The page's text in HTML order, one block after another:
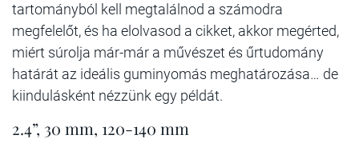
tartományból kell megtalálnod a számodra
megfelelőt, és ha elolvasod a cikket, akkor megérted,
miért súrolja már-már a művészet és űrtudomány
határát az ideális guminyomás meghatározása… de
kiindulásként nézzünk egy példát.
2.4”, 30 mm, 120-140 mm